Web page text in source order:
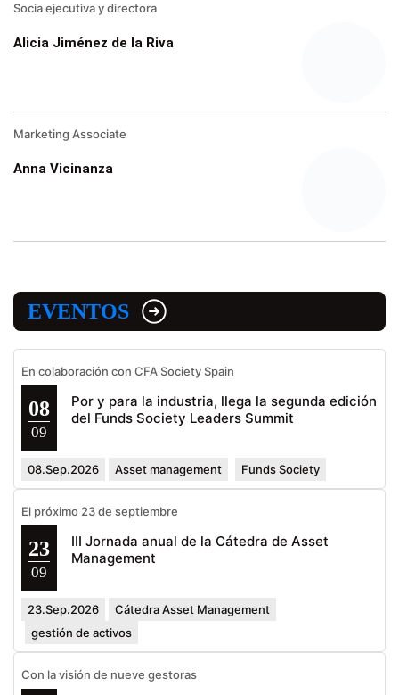
Socia ejecutiva y directora
Alicia Jiménez de la Riva
Marketing Associate
Anna Vicinanza
EVENTOS
En colaboración con CFA Society Spain
08
09
Por y para la industria, llega la segunda edición
del Funds Society Leaders Summit
08.Sep.2026 Asset management Funds Society
El próximo 23 de septiembre
23
09
III Jornada anual de la Cátedra de Asset
Management
23.Sep.2026
Cátedra Asset Management
gestión de activos
Con la visión de nueve gestoras